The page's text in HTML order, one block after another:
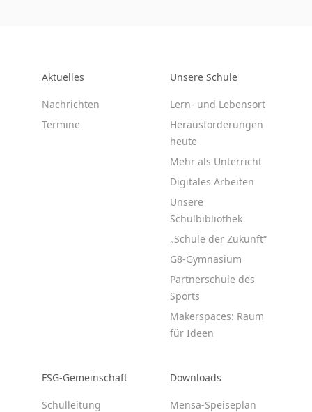
Aktuelles
Nachrichten
Termine
Unsere Schule
Lern- und Lebensort
Herausforderungen
heute
Mehr als Unterricht
Digitales Arbeiten
Unsere
Schulbibliothek
„Schule der Zukunft“
G8-Gymnasium
Partnerschule des
Sports
Makerspaces: Raum
für Ideen
FSG-Gemeinschaft
Schulleitung
Downloads
Mensa-Speiseplan